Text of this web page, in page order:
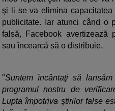
şi li se va elimina
publicitate. Iar atunci când o
falsă, Facebook avertizează
sau încearcă să o distribuie.
"Suntem încântaţi să
programul nostru de
Lupta împotriva ştirilor false